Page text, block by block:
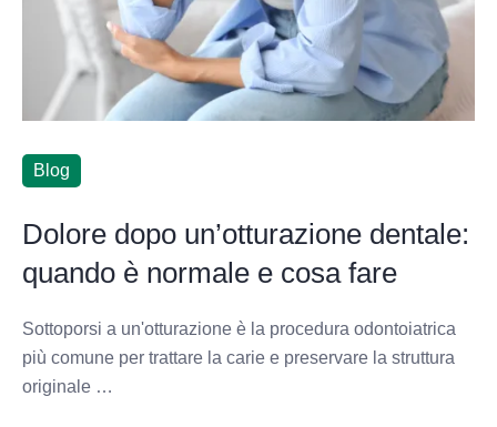
Blog
Dolore dopo un’otturazione dentale:
quando è normale e cosa fare
Sottoporsi a un'otturazione è la procedura odontoiatrica
più comune per trattare la carie e preservare la struttura
originale …